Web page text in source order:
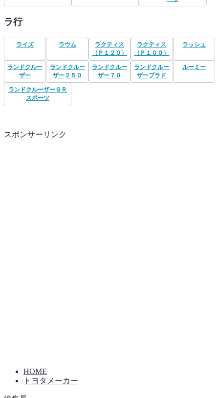
ラ行
ライズ ラウム
ラクティス
（Ｐ１２０）
ラクティス
（Ｐ１００）
ラッシュ
ランドクルー
ザー
ランドクルー
ザー２５０
ランドクルー
ザー７０
ランドクルー
ザープラド
ルーミー
ランドクルーザーＧＲ
スポーツ
スポンサーリンク
HOME
トヨタメーカー